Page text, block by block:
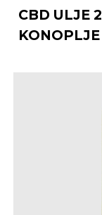
CBD ULJE
KONOPLJE